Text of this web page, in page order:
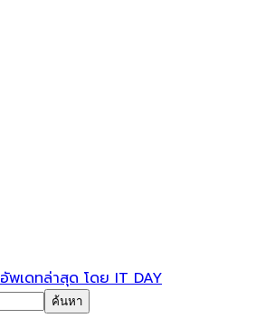
พเดทล่าสุด โดย IT DAY